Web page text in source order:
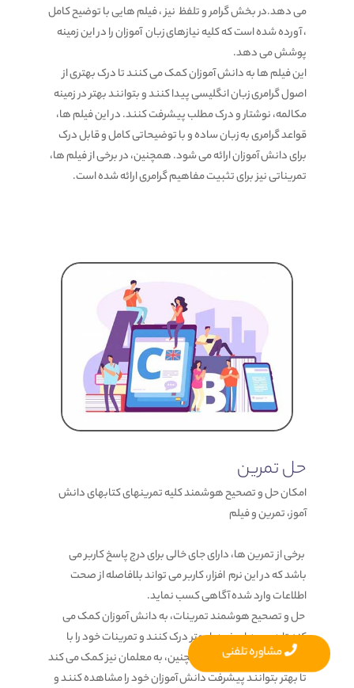
می دهد.در بخش گرامر و تلفظ نیز ، فیلم هایی با توضیح کامل
، آورده شده است که کلیه نیازهای زبان آموزان را در این زمینه
پوشش می دهد.
این فیلم ها به دانش آموزان کمک می کنند تا درک بهتری از
اصول گرامری زبان انگلیسی پیدا کنند و بتوانند بهتر در زمینه
مکالمه، نوشتار و درک مطلب پیشرفت کنند. در این فیلم ها،
قواعد گرامری به زبان ساده و با توضیحاتی کامل و قابل درک
برای دانش آموزان ارائه می شود. همچنین، در برخی از فیلم ها،
تمریناتی نیز برای تثبیت مفاهیم گرامری ارائه شده است.
حل تمرین
امکان حل و تصحیح هوشمند کلیه تمرینهای کتابهای دانش
آموز، تمرین و فیلم
برخی از تمرین ها، دارای جای خالی برای درج پاسخ کاربر می
باشد که در این نرم افزار، کاربر می تواند بلافاصله از صحت
اطلاعات وارد شده آگاهی کسب نماید.
حل و تصحیح هوشمند تمرینات، به دانش آموزان کمک می
کند تا درس های خود را بهتر درک کنند و تمرینات خود را با
دقت بیشتری حل کنند. همچنین، به معلمان نیز کمک می کند
تا بهتر بتوانند پیشرفت دانش آموزان خود را مشاهده کنند و
مشاوره تلفنی